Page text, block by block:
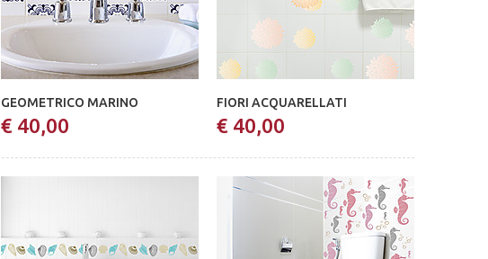
GEOMETRICO MARINO
€ 40,00
FIORI ACQUARELLATI
€ 40,00